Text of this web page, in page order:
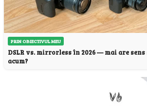
PRIN OBIECTIVUL MEU
DSLR vs. mirrorless în 2026 — mai are sens
acum?